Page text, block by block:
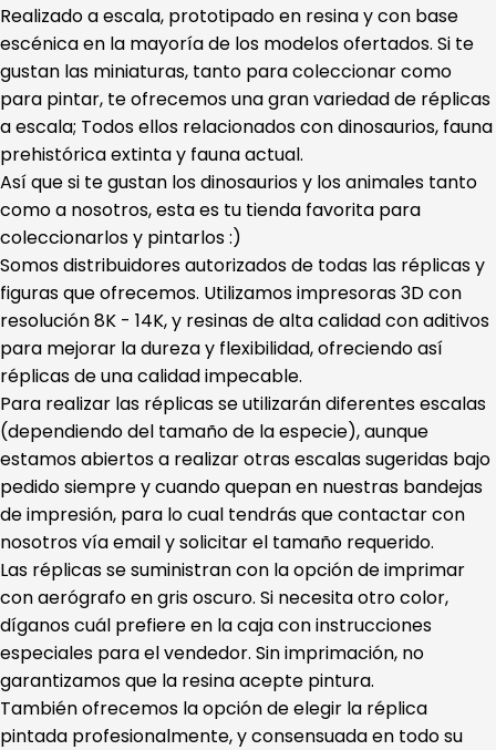
Realizado a escala, prototipado en resina y con base
escénica en la mayoría de los modelos ofertados. Si te
gustan las miniaturas, tanto para coleccionar como
para pintar, te ofrecemos una gran variedad de réplicas
a escala; Todos ellos relacionados con dinosaurios, fauna
prehistórica extinta y fauna actual.
Así que si te gustan los dinosaurios y los animales tanto
como a nosotros, esta es tu tienda favorita para
coleccionarlos y pintarlos :)
Somos distribuidores autorizados de todas las réplicas y
figuras que ofrecemos. Utilizamos impresoras 3D con
resolución 8K - 14K, y resinas de alta calidad con aditivos
para mejorar la dureza y flexibilidad, ofreciendo así
réplicas de una calidad impecable.
Para realizar las réplicas se utilizarán diferentes escalas
(dependiendo del tamaño de la especie), aunque
estamos abiertos a realizar otras escalas sugeridas bajo
pedido siempre y cuando quepan en nuestras bandejas
de impresión, para lo cual tendrás que contactar con
nosotros vía email y solicitar el tamaño requerido.
Las réplicas se suministran con la opción de imprimar
con aerógrafo en gris oscuro. Si necesita otro color,
díganos cuál prefiere en la caja con instrucciones
especiales para el vendedor. Sin imprimación, no
garantizamos que la resina acepte pintura.
También ofrecemos la opción de elegir la réplica
pintada profesionalmente, y consensuada en todo su